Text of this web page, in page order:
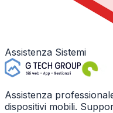
Assistenza Sistemi
Assistenza
dispositivi mobili.